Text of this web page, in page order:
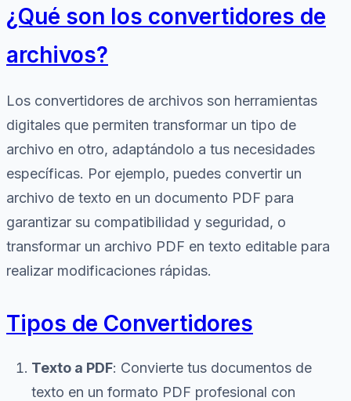
¿Qué son los convertidores de
archivos?
Los convertidores de archivos son herramientas
digitales que permiten transformar un tipo de
archivo en otro, adaptándolo a tus necesidades
específicas. Por ejemplo, puedes convertir un
archivo de texto en un documento PDF para
garantizar su compatibilidad y seguridad, o
transformar un archivo PDF en texto editable para
realizar modificaciones rápidas.
Tipos de Convertidores
Texto a PDF: Convierte tus documentos de
texto en un formato PDF profesional con